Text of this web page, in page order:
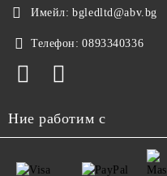
Имейл: bgledltd@abv.bg
Телефон: 0893340336
Ние работим с